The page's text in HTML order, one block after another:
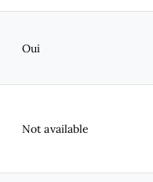
Oui
Not available